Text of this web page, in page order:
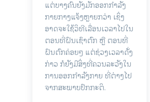
ແຕ່ບາງຄົນຍັງມັກອອກກຳລັງ
ກາຍກາງແຈ້ງຫຼາຍກວ່າ ເຊິ່ງ
ອາດຈະໃຊ້ວິທີເລື່ອນເວລາໄປໃນ
ຕອນທີ່ຝົນເຊົາຕົກ ຫຼື ຕອນທີ່
ຝົນຕົກຄ່ອຍໆ ແຕ່ຊ່ວງເວລາດັ່ງ
ກ່າວ ກໍຍັງມີສິ່ງທີ່ຄວນລະວັງໃນ
ການອອກກຳລັງກາຍ ທີ່ຕ່າງໄປ
ຈາກສະພາບປົກກະຕິ.